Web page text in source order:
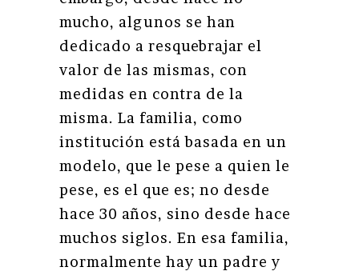
mucho, algunos se han
dedicado a resquebrajar el
valor de las mismas, con
medidas en contra de la
misma. La familia, como
institución está basada en un
modelo, que le pese a quien le
pese, es el que es; no desde
hace 30 años, sino desde hace
muchos siglos. En esa familia,
normalmente hay un padre y